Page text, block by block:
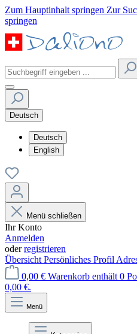
Zum Hauptinhalt springen Zur
springen
Deutsch
Deutsch
English
Menü schließen
Ihr Konto
Anmelden
oderregistrieren
Übersicht Persönliches Profil
0,00 € Warenkorb enthält 0
0,00 €.
Menü